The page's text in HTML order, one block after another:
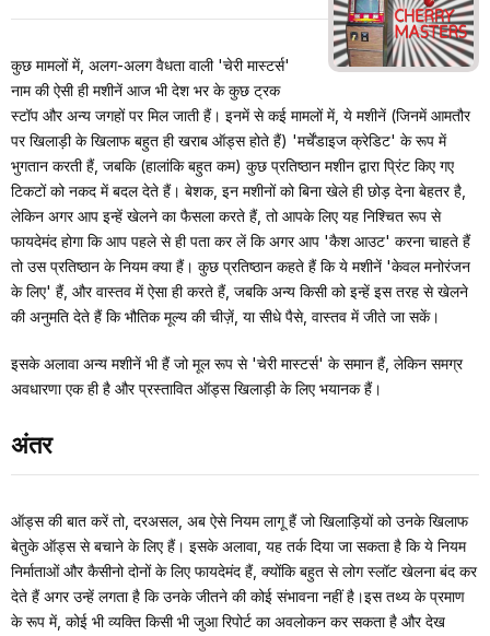
कुछ मामलों में, अलग-अलग वैधता वाली 'चेरी मास्टर्स'
नाम की ऐसी ही मशीनें आज भी देश भर के कुछ ट्रक
स्टॉप और अन्य जगहों पर मिल जाती हैं। इनमें से कई मामलों में, ये मशीनें (जिनमें आमतौर
पर खिलाड़ी के खिलाफ बहुत ही खराब ऑड्स होते हैं) 'मर्चेंडाइज क्रेडिट' के रूप में
भुगतान करती हैं, जबकि (हालांकि बहुत कम) कुछ प्रतिष्ठान मशीन द्वारा प्रिंट किए गए
टिकटों को नकद में बदल देते हैं। बेशक, इन मशीनों को बिना खेले ही छोड़ देना बेहतर है,
लेकिन अगर आप इन्हें खेलने का फैसला करते हैं, तो आपके लिए यह निश्चित रूप से
फायदेमंद होगा कि आप पहले से ही पता कर लें कि अगर आप 'कैश आउट' करना चाहते हैं
तो उस प्रतिष्ठान के नियम क्या हैं। कुछ प्रतिष्ठान कहते हैं कि ये मशीनें 'केवल मनोरंजन
के लिए' हैं, और वास्तव में ऐसा ही करते हैं, जबकि अन्य किसी को इन्हें इस तरह से खेलने
की अनुमति देते हैं कि भौतिक मूल्य की चीज़ें, या सीधे पैसे, वास्तव में जीते जा सकें।
इसके अलावा अन्य मशीनें भी हैं जो मूल रूप से 'चेरी मास्टर्स' के समान हैं, लेकिन समग्र
अवधारणा एक ही है और प्रस्तावित ऑड्स खिलाड़ी के लिए भयानक हैं।
अंतर
ऑड्स की बात करें तो, दरअसल, अब ऐसे नियम लागू हैं जो खिलाड़ियों को उनके खिलाफ
बेतुके ऑड्स से बचाने के लिए हैं। इसके अलावा, यह तर्क दिया जा सकता है कि ये नियम
निर्माताओं और कैसीनो दोनों के लिए फायदेमंद हैं, क्योंकि बहुत से लोग स्लॉट खेलना बंद कर
देते हैं अगर उन्हें लगता है कि उनके जीतने की कोई संभावना नहीं है।इस तथ्य के प्रमाण
के रूप में, कोई भी व्यक्ति किसी भी जुआ रिपोर्ट का अवलोकन कर सकता है और देख